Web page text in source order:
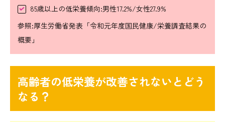
85歳以上の低栄養傾向:男性17.2%/女性27.9%
参照:厚生労働省発表「令和元年度国民健康/栄養調査結果の
概要」
高齢者の低栄養が改善されないとどう
なる？